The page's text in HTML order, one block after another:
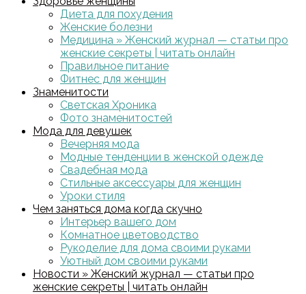
Диета для похудения
Женские болезни
Медицина » Женский журнал — статьи про
женские секреты | читать онлайн
Правильное питание
Фитнес для женщин
Знаменитости
Светская Хроника
Фото знаменитостей
Мода для девушек
Вечерняя мода
Модные тенденции в женской одежде
Свадебная мода
Стильные аксессуары для женщин
Уроки стиля
Чем заняться дома когда скучно
Интерьер вашего дом
Комнатное цветоводство
Рукоделие для дома своими руками
Уютный дом своими руками
Новости » Женский журнал — статьи про
женские секреты | читать онлайн